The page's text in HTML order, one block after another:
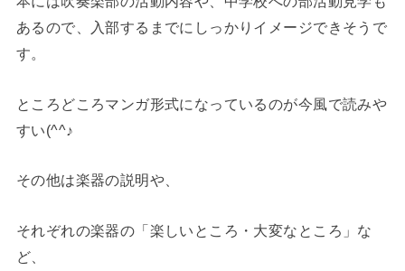
あるので、入部するまでにしっかりイメージできそうで
す。
ところどころマンガ形式になっているのが今風で読みや
すい(^^♪
その他は楽器の説明や、
それぞれの楽器の「楽しいところ・大変なところ」な
ど、